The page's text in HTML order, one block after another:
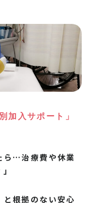
加入サポート」
ら…治療費や休業
と根拠のない安心